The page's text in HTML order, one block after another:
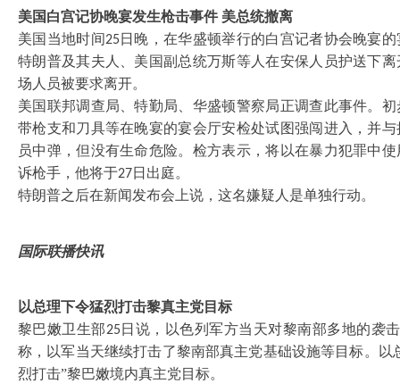
美国白宫记协晚宴发生枪击事件 美总统撤离
美国当地时间25日晚，在华盛顿举行的白宫记者协会晚宴
特朗普及其夫人、美国副总统万斯等人在安保人员护送下
场人员被要求离开。
美国联邦调查局、特勤局、华盛顿警察局正调查此事件。
带枪支和刀具等在晚宴的宴会厅安检处试图强闯进入，并
员中弹，但没有生命危险。检方表示，将以在暴力犯罪中
诉枪手，他将于27日出庭。
特朗普之后在新闻发布会上说，这名嫌疑人是单独行动。
国际联播快讯
以总理下令猛烈打击黎真主党目标
黎巴嫩卫生部25日说，以色列军方当天对黎南部多地的袭
称，以军当天继续打击了黎南部真主党基础设施等目标。
烈打击”黎巴嫩境内真主党目标。